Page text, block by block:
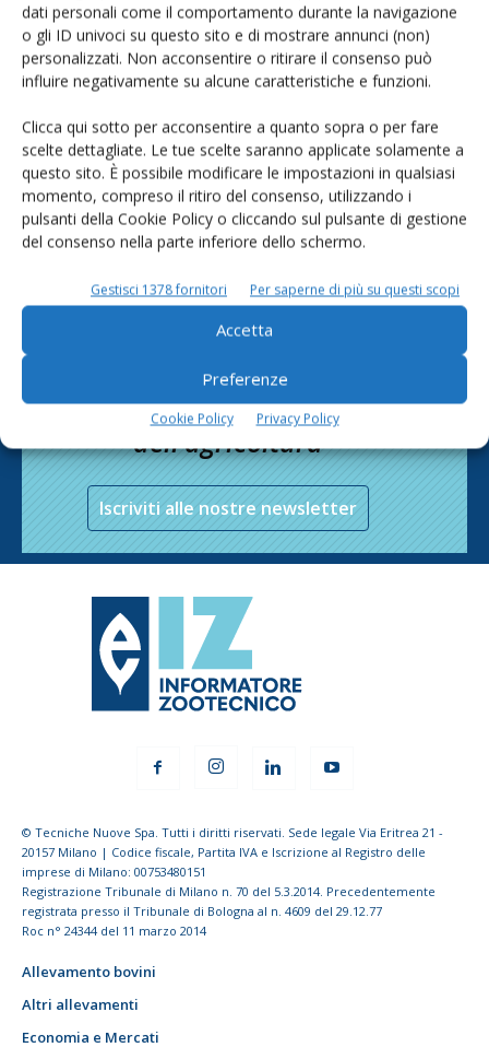
dati personali come il comportamento durante la navigazione
o gli ID univoci su questo sito e di mostrare annunci (non)
personalizzati. Non acconsentire o ritirare il consenso può
influire negativamente su alcune caratteristiche e funzioni.
Clicca qui sotto per acconsentire a quanto sopra o per fare
scelte dettagliate. Le tue scelte saranno applicate solamente a
questo sito. È possibile modificare le impostazioni in qualsiasi
momento, compreso il ritiro del consenso, utilizzando i
pulsanti della Cookie Policy o cliccando sul pulsante di gestione
del consenso nella parte inferiore dello schermo.
Gestisci 1378 fornitori Per saperne di più su questi scopi
Accetta
Preferenze
Cookie Policy Privacy Policy
L'Esperto risponde
I consigli di Terra e Vita agli agricoltori
Rimani aggiornato sul mondo
dell’agricoltura
Iscriviti alle nostre newsletter
© Tecniche Nuove Spa. Tutti i diritti riservati. Sede legale Via Eritrea 21 -
20157 Milano | Codice fiscale, Partita IVA e Iscrizione al Registro delle
imprese di Milano: 00753480151
Registrazione Tribunale di Milano n. 70 del 5.3.2014. Precedentemente
registrata presso il Tribunale di Bologna al n. 4609 del 29.12.77
Roc n° 24344 del 11 marzo 2014
Allevamento bovini
Altri allevamenti
Economia e Mercati